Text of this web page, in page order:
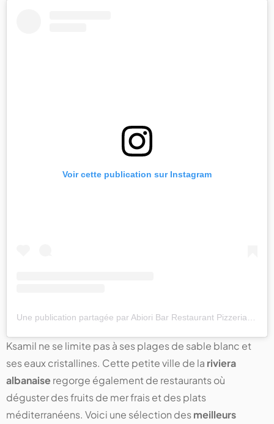
Voir cette publication sur Instagram
Ksamil ne se limite pas à ses plages de sable blanc et
ses eaux cristallines. Cette petite ville de la riviera
albanaiseregorge également de restaurants où
déguster des fruits de mer frais et des plats
méditerranéens. Voici une sélection desmeilleurs